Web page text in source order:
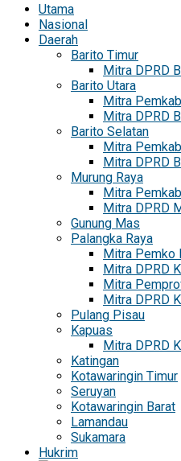
Utama
Nasional
Daerah
Barito Timur
Mitra DPRD
Barito Utara
Mitra
Mitra DPRD
Barito Selatan
Mitra
Mitra DPRD
Murung Raya
Mitra
Mitra DPRD
Gunung Mas
Palangka Raya
Mitra Pemko
Mitra DPRD
Mitra
Mitra DPRD
Pulang Pisau
Kapuas
Mitra DPRD
Katingan
Kotawaringin Timur
Seruyan
Kotawaringin Barat
Lamandau
Sukamara
Hukrim